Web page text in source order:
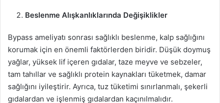
Beslenme Alışkanlıklarında Değişiklikler
Bypass ameliyatı sonrası sağlıklı beslenme, kalp sağlığını
korumak için en önemli faktörlerden biridir. Düşük doymuş
yağlar, yüksek lif içeren gıdalar, taze meyve ve sebzeler,
tam tahıllar ve sağlıklı protein kaynakları tüketmek, damar
sağlığını iyileştirir. Ayrıca, tuz tüketimi sınırlanmalı, şekerli
gıdalardan ve işlenmiş gıdalardan kaçınılmalıdır.